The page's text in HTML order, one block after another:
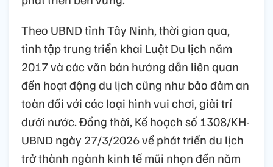
Theo UBND tỉnh Tây Ninh, thời gian qua,
tỉnh tập trung triển khai Luật Du lịch năm
2017 và các văn bản hướng dẫn liên quan
đến hoạt động du lịch cũng như bảo đảm an
toàn đối với các loại hình vui chơi, giải trí
dưới nước. Đồng thời, Kế hoạch số 1308/KH-
UBND ngày 27/3/2026 về phát triển du lịch
trở thành ngành kinh tế mũi nhọn đến năm